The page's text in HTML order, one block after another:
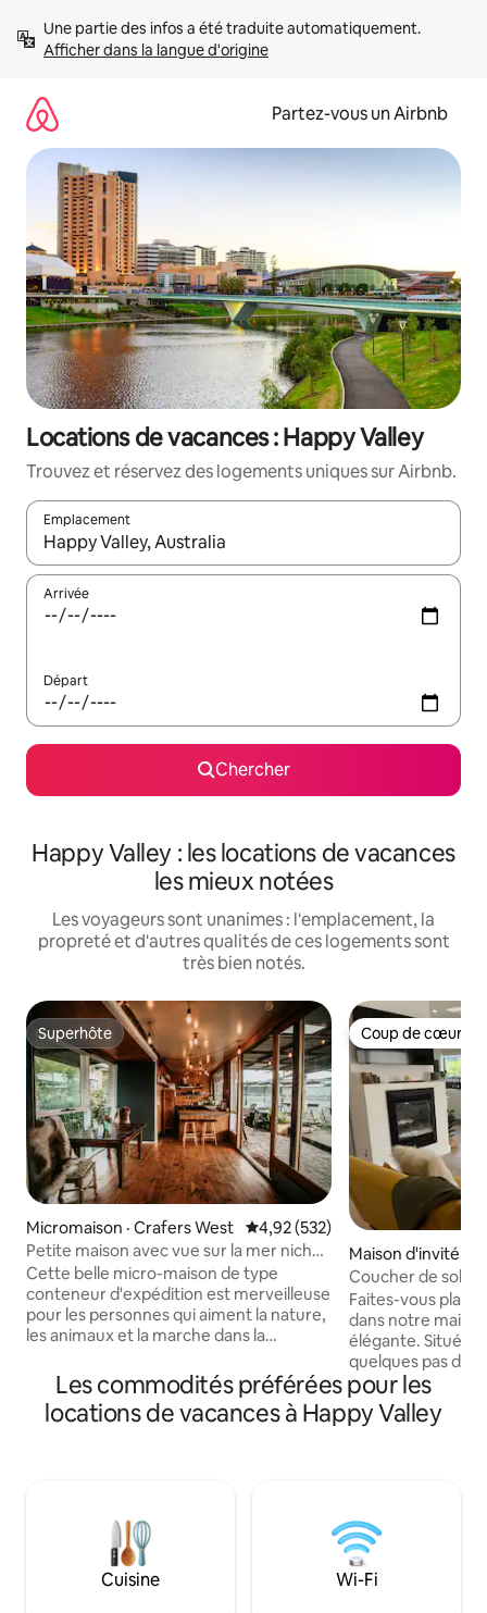
directement
Afficher dans la langue d'origine
Partez-vous un Airbnb
Locations de vacances : Happy Valley
Trouvez et réservez des logements uniques sur Airbnb.
Emplacement
Quand les résultats sont affichés, parcourez-les en utilisant
Arrivée
Départ
Chercher
Happy Valley : les locations de vacances
les mieux notées
Les voyageurs sont unanimes : l'emplacement, la
propreté et d'autres qualités de ces logements sont
très bien notés.
Superhôte
Superhôte
Micromaison · Crafers West Note moyenne de 4,92 sur 5,
4,92 (532)
Petite maison avec vue sur la mer nichée
dans les collines
Cette belle micro-maison de type
conteneur d'expédition est merveilleuse
pour les personnes qui aiment la nature,
les animaux et la marche dans la
est architecturalement conçue et
construite presque entièrement à partir
de matériaux recyclés provenant de
CBD. Nous serions ravis de partager
notre maison originale avec vous. Nous
louons également un espace pour les
fêtes et les mariages à un coût plus
Coup de cœur
Coup de cœur
Maison d'invité ·
Coucher de soleil
sommet de la
Faites-vous
dans notre
élégante. Située
quelques pas des
l'océan depuis les
célèbre
réserve de
Flinders et à
des célèbres
et du quartier des
cette retraite est
Les commodités préférées pour les
locations de vacances à Happy Valley
Cuisine Wi-Fi